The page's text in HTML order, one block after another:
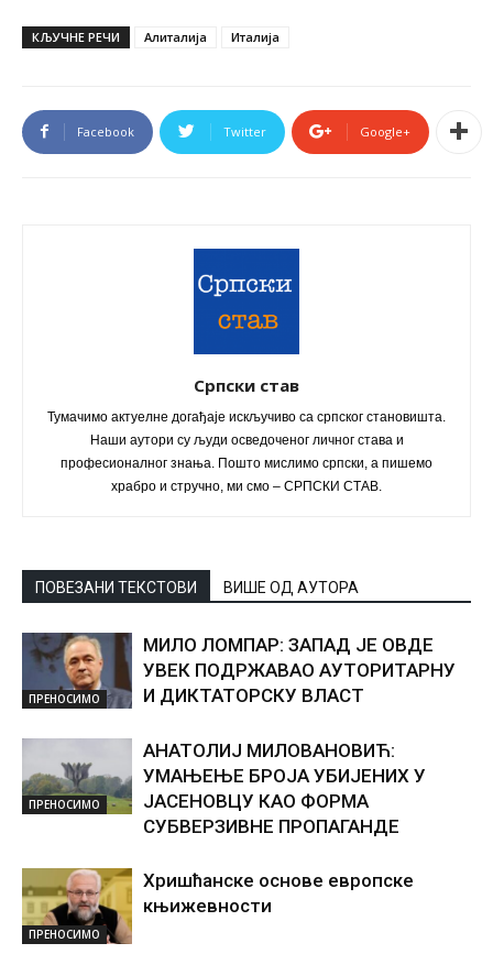
КЉУЧНЕ РЕЧИ Алиталија Италија
Facebook Twitter Google+
Српски став
Тумачимо актуелне догађаје искључиво са српског становишта.
Наши аутори су људи осведоченог личног става и
професионалног знања. Пошто мислимо српски, а пишемо
храбро и стручно, ми смо – СРПСКИ СТАВ.
ПОВЕЗАНИ ТЕКСТОВИ ВИШЕ ОД АУТОРА
ПРЕНОСИМО
МИЛО ЛОМПАР: ЗАПАД ЈЕ ОВДЕ
УВЕК ПОДРЖАВАО АУТОРИТАРНУ
И ДИКТАТОРСКУ ВЛАСТ
ПРЕНОСИМО
АНАТОЛИЈ МИЛОВАНОВИЋ:
УМАЊЕЊЕ БРОЈА УБИЈЕНИХ У
ЈАСЕНОВЦУ КАО ФОРМА
СУБВЕРЗИВНЕ ПРОПАГАНДЕ
ПРЕНОСИМО
Хришћанске основе европске
књижевности